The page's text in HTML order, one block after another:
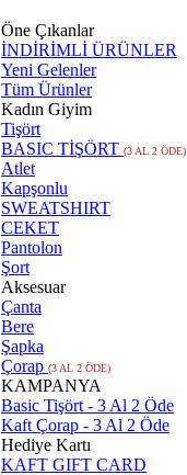
Öne Çıkanlar
İNDİRİMLİ ÜRÜNLER
Yeni Gelenler
Tüm Ürünler
Kadın Giyim
Tişört
BASIC TİŞÖRT (3 AL 2 ÖDE)
Atlet
Kapşonlu
SWEATSHIRT
CEKET
Pantolon
Şort
Aksesuar
Çanta
Bere
Şapka
Çorap (3 AL 2 ÖDE)
KAMPANYA
Basic Tişört - 3 Al 2 Öde
Kaft Çorap - 3 Al 2 Öde
Hediye Kartı
KAFT GIFT CARD